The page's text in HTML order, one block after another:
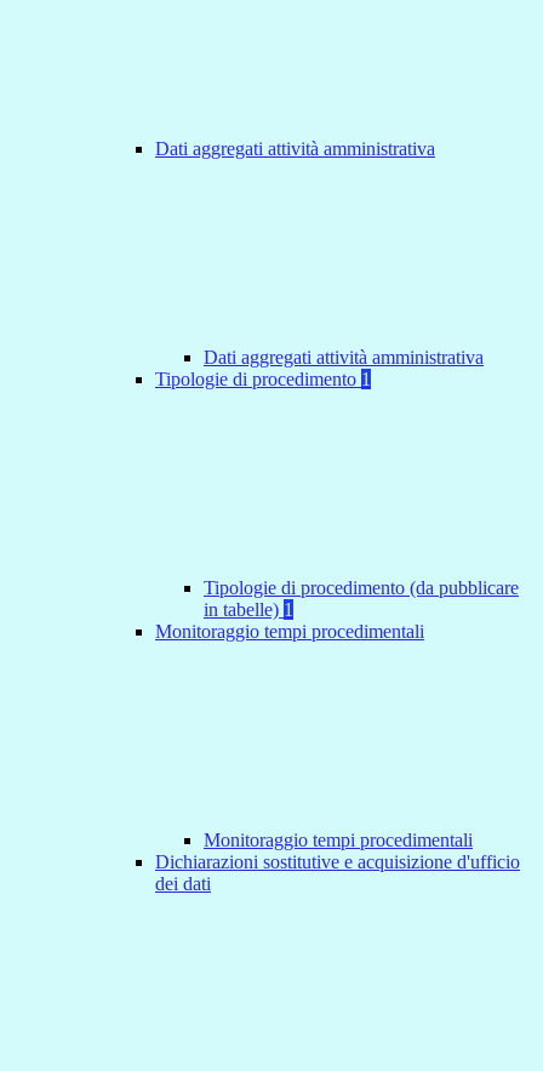
Dati aggregati attività amministrativa
Dati aggregati attività amministrativa
Tipologie di procedimento 1
Tipologie di procedimento (da pubblicare
in tabelle) 1
Monitoraggio tempi procedimentali
Monitoraggio tempi procedimentali
Dichiarazioni sostitutive e acquisizione d'ufficio
dei dati